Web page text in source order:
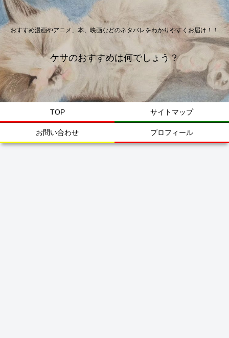
おすすめ漫画やアニメ、本、映画などのネタバレをわかりやすくお届け！！
ケサのおすすめは何でしょう？
TOP サイトマップ
お問い合わせ プロフィール